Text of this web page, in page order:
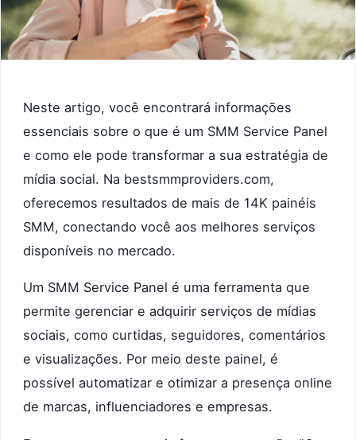
Neste artigo, você encontrará informações
essenciais sobre o que é um SMM Service Panel
e como ele pode transformar a sua estratégia de
mídia social. Na bestsmmproviders.com,
oferecemos resultados de mais de 14K painéis
SMM, conectando você aos melhores serviços
disponíveis no mercado.
Um SMM Service Panel é uma ferramenta que
permite gerenciar e adquirir serviços de mídias
sociais, como curtidas, seguidores, comentários
e visualizações. Por meio deste painel, é
possível automatizar e otimizar a presença online
de marcas, influenciadores e empresas.